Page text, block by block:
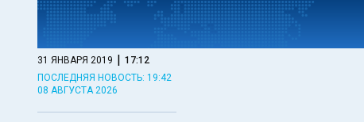
31 ЯНВАРЯ 2019 | 17:12
ПОСЛЕДНЯЯ НОВОСТЬ: 19:42
08 АВГУСТА 2026